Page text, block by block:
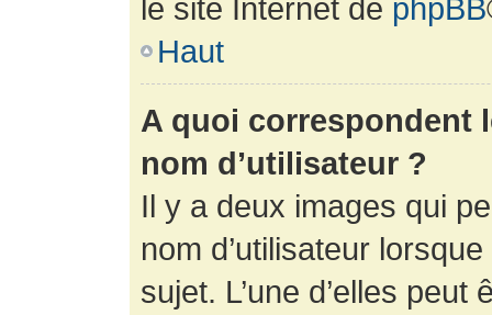
le site Internet de phpBB
Haut
A quoi correspondent
nom d’utilisateur ?
Il y a deux images qui
nom d’utilisateur
sujet. L’une d’elles